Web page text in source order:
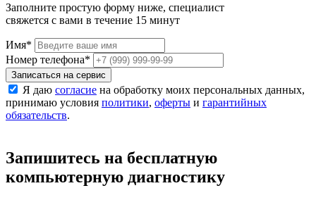
Заполните простую форму ниже, специалист
свяжется с вами в течение 15 минут
Имя*
Номер телефона*
Записаться на сервис
Я даю согласие на обработку моих персональных данных,
принимаю условия политики, оферты и гарантийных
обязательств.
Запишитесь на бесплатную
компьютерную диагностику